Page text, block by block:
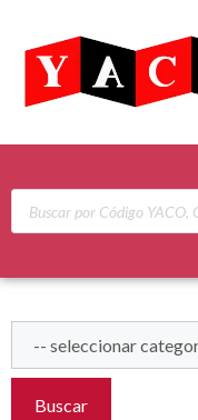
Buscar